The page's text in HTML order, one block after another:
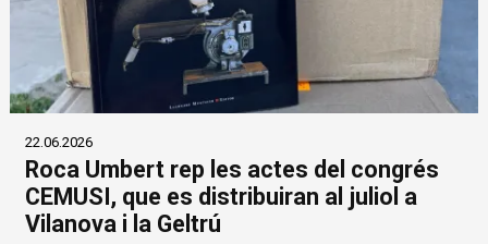
22.06.2026
Roca Umbert rep les actes del congrés
CEMUSI, que es distribuiran al juliol a
Vilanova i la Geltrú